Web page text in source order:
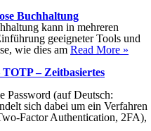
Buchhaltung
kann in mehreren
geeigneter Tools und
wie dies am Read More »
– Zeitbasiertes
Password (auf Deutsch:
sich dabei um ein Verfahren
Factor Authentication, 2FA),